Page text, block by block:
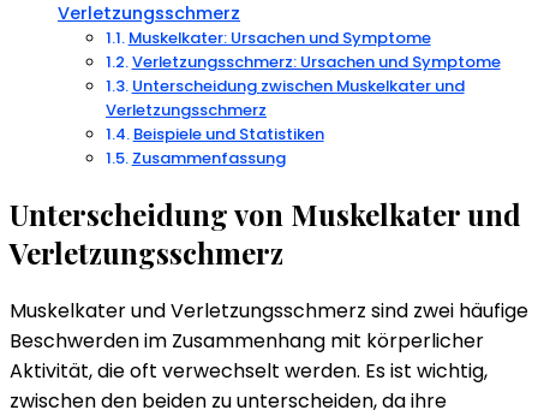
Verletzungsschmerz
Muskelkater: Ursachen und Symptome
Verletzungsschmerz: Ursachen und Symptome
Unterscheidung zwischen Muskelkater und
Verletzungsschmerz
Beispiele und Statistiken
Zusammenfassung
Unterscheidung von Muskelkater und
Verletzungsschmerz
Muskelkater und Verletzungsschmerz sind zwei häufige
Beschwerden im Zusammenhang mit körperlicher
Aktivität, die oft verwechselt werden. Es ist wichtig,
zwischen den beiden zu unterscheiden, da ihre